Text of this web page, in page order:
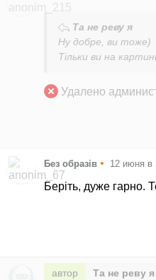
Та не реву я
Ну добре, ви тоже)
Тільки ви на
Удалено
Без образів • 12 июня в
Беріть, дуже гарно.
автор Та не реву я